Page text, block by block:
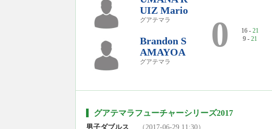
UIZ Mario
グアテマラ
Brandon S
AMAYOA
グアテマラ
0 16 - 21
9 - 21
グアテマラフューチャーシリーズ2017
男子ダブルス （2017-06-29 11:30）